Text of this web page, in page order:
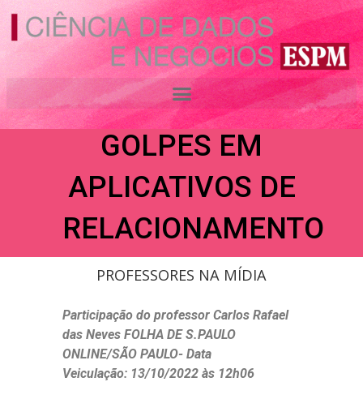
para
conteúdo
COMO SE
PROTEGER DE
GOLPES EM
APLICATIVOS DE
RELACIONAMENTO
PROFESSORES NA MÍDIA
Participação do professor Carlos Rafael
das Neves FOLHA DE S.PAULO
ONLINE/SÃO PAULO- Data
Veiculação: 13/10/2022 às 12h06